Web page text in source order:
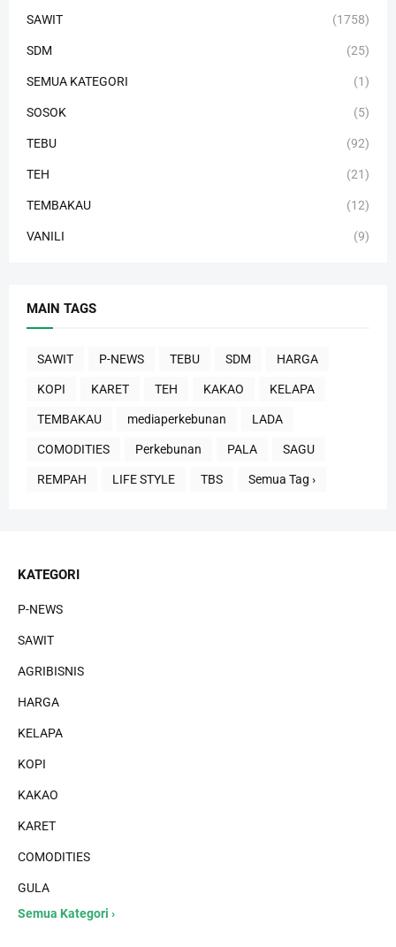
SAWIT (1758)
SDM (25)
SEMUA KATEGORI (1)
SOSOK (5)
TEBU (92)
TEH (21)
TEMBAKAU (12)
VANILI (9)
MAIN TAGS
SAWIT P-NEWS TEBU SDM HARGA
KOPI KARET TEH KAKAO KELAPA
TEMBAKAU mediaperkebunan LADA
COMODITIES Perkebunan PALA SAGU
REMPAH LIFE STYLE TBS Semua Tag ›
KATEGORI
P-NEWS
SAWIT
AGRIBISNIS
HARGA
KELAPA
KOPI
KAKAO
KARET
COMODITIES
GULA
Semua Kategori ›